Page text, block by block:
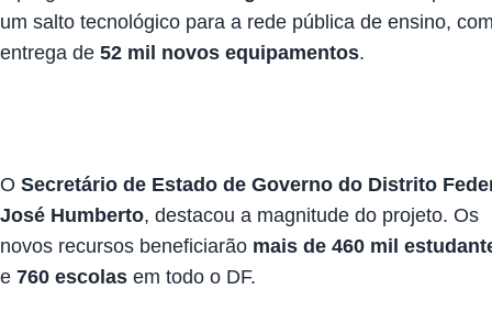
um salto tecnológico para a rede pública de ensino,
entrega de 52 mil novos equipamentos.
O Secretário de Estado de Governo do Distrito
José Humberto, destacou a magnitude do projeto. Os
novos recursos beneficiarão mais de 460 mil
e 760 escolas em todo o DF.